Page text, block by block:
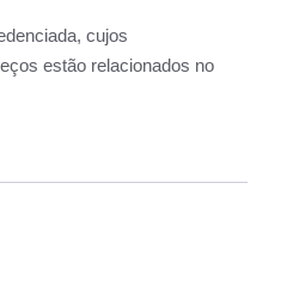
cujos
estão relacionados no